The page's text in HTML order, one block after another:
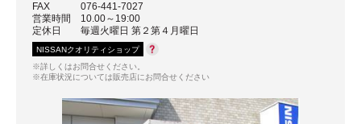
FAX
076-441-7027
営業時間
10.00～19:00
定休日
毎週火曜日 第２第４月曜日
NISSANクオリティショップ
※詳しくはお問合せください。
※在庫状況については販売店にお問合せください